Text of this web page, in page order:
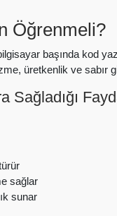
Öğrenmeli?
başında kod
üretkenlik ve sabır
Sağladığı
sağlar
sunar